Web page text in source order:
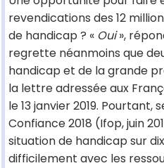
revendications des 12
de handicap ? « Oui»,
regrette néanmoins que
handicap et de la grande
la lettre adressée aux
le 13 janvier 2019.
Confiance 2018 (Ifop, juin
situation de handicap sur
difficilement avec les